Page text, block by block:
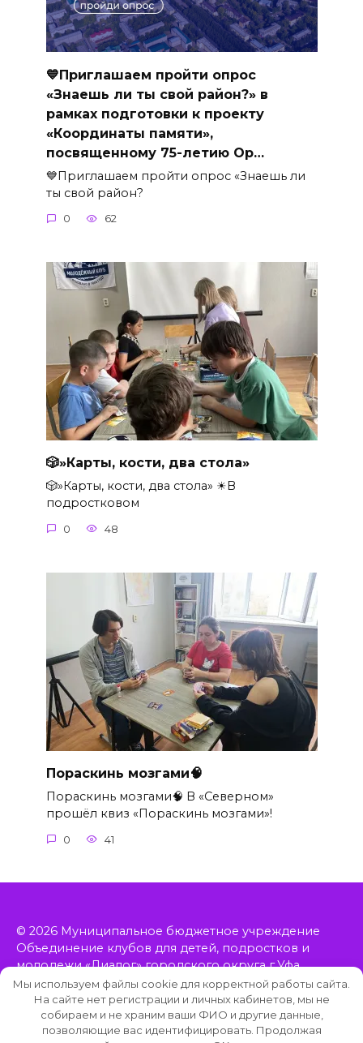
💙Приглашаем пройти опрос
«Знаешь ли ты свой район?» в
рамках подготовки к проекту
«Координаты памяти»,
посвященному 75-летию Ор…
💙Приглашаем пройти опрос «Знаешь ли
ты свой район?
0 62
🎲»Карты, кости, два стола»
🎲»Карты, кости, два стола» ☀В
подростковом
0 48
Пораскинь мозгами🧠
Пораскинь мозгами🧠 В «Северном»
прошёл квиз «Пораскинь мозгами»!
0 41
© 2026 Муниципальное бюджетное учреждение
Объединение клубов для детей, подростков и
молодежи «Диалог» городского округа г.Уфа
Республики Башкортостан, включает в себя 11
клубов, расположенных в Орджоникидзевском
районе Уфы.
Мы используем файлы cookie для корректной работы сайта.
На сайте нет регистрации и личных кабинетов, мы не
собираем и не храним ваши ФИО и другие данные,
позволяющие вас идентифицировать. Продолжая